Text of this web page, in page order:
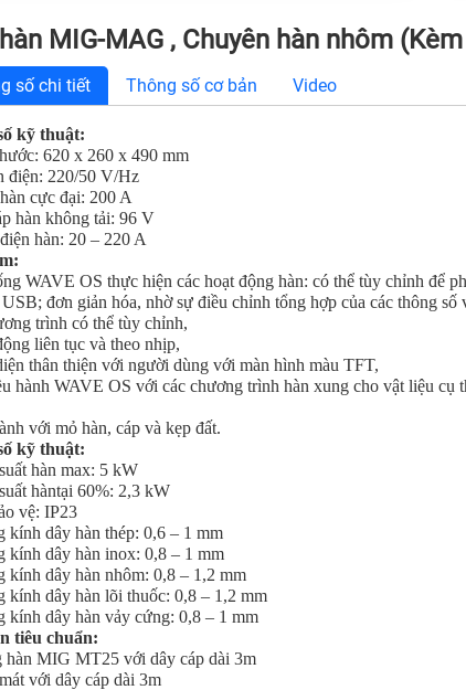
MIG-MAG , Chuyên hàn nhôm
số chi tiết Thông số cơ bản Video
kỹ thuật:
620 x 260 x 490 mm
điện: 220/50 V/Hz
cực đại: 200 A
hàn không tải: 96 V
hàn: 20 – 220 A
WAVE OS thực hiện các hoạt động hàn: có thể tùy chỉnh để
đơn giản hóa, nhờ sự điều chỉnh tổng hợp của các thông
trình có thể tùy chỉnh,
liên tục và theo nhịp,
thân thiện với người dùng với màn hình màu TFT,
hành WAVE OS với các chương trình hàn xung cho vật liệu
với mỏ hàn, cáp và kẹp đất.
kỹ thuật:
hàn max: 5 kW
hàntại 60%: 2,3 kW
vệ: IP23
kính dây hàn thép: 0,6 – 1 mm
kính dây hàn inox: 0,8 – 1 mm
kính dây hàn nhôm: 0,8 – 1,2 mm
kính dây hàn lõi thuốc: 0,8 – 1,2 mm
kính dây hàn vảy cứng: 0,8 – 1 mm
tiêu chuẩn:
hàn MIG MT25 với dây cáp dài 3m
với dây cáp dài 3m